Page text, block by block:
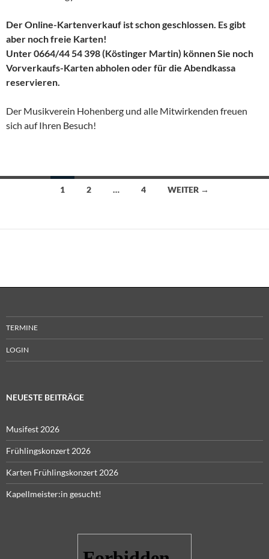
Der Online-Kartenverkauf ist schon geschlossen. Es gibt
aber noch freie Karten!
Unter 0664/44 54 398 (Köstinger Martin) können Sie noch
Vorverkaufs-Karten abholen oder für die Abendkassa
reservieren.
Der Musikverein Hohenberg und alle Mitwirkenden freuen
sich auf Ihren Besuch!
Beitragsnavigation
1 2 … 4 WEITER →
TERMINE
LOGIN
NEUESTE BEITRÄGE
Musifest 2026
Frühlingskonzert 2026
Karten Frühlingskonzert 2026
Kapellmeister:in gesucht!